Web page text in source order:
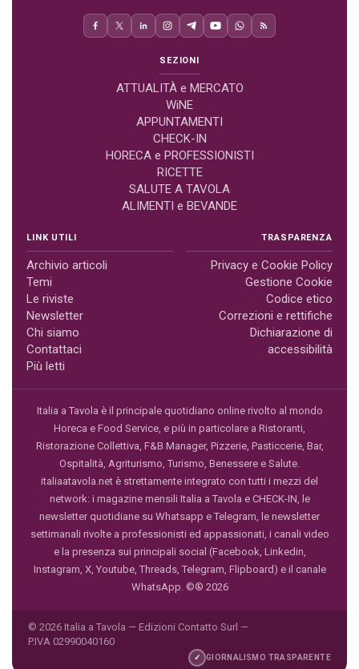
SEZIONI
ATTUALITÀ e MERCATO
WiNE
APPUNTAMENTI
CHECK-IN
HORECA e PROFESSIONISTI
RICETTE
SALUTE A TAVOLA
ALIMENTI e BEVANDE
LINK UTILI
Archivio articoli
Temi
Le riviste
Newsletter
Chi siamo
Contattaci
Più letti
TRASPARENZA
Privacy e Cookie Policy
Gestione Cookie
Codice etico
Correzioni e rettifiche
Dichiarazione di
accessibilità
Italia a Tavola è il principale quotidiano online rivolto al mondo
Horeca e Food Service, e più in particolare a Ristoranti,
Ristorazione Collettiva, F&B Manager, Pizzerie, Pasticcerie, Bar,
Ospitalità, Agriturismo, Turismo, Benessere e Salute.
italiaatavola.net è strettamente integrato con tutti i mezzi del
network: i magazine mensili Italia a Tavola e CHECK-IN, le
newsletter quotidiane su Whatsapp e Telegram, le newsletter
settimanali rivolte a professionisti ed appassionati, i canali video
e la presenza sui principali social (Facebook, Linkedin,
Instagram, X, Youtube, Threads, Telegram, Flipboard) e il canale
WhatsApp. ©® 2026
© 2026 Italia a Tavola — Edizioni Contatto Surl —
P.IVA 02990040160
✓ GIORNALISMO TRASPARENTE